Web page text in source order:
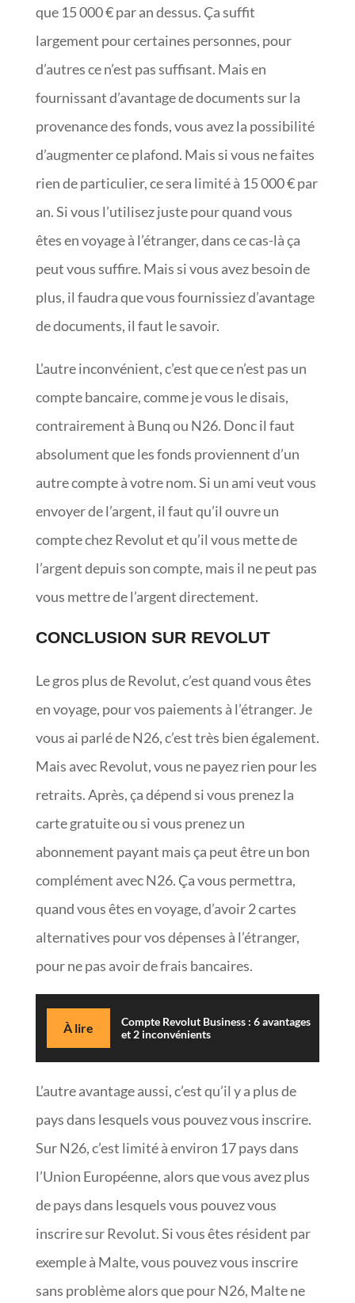
que 15 000 € par an dessus. Ça suffit
largement pour certaines personnes, pour
d’autres ce n’est pas suffisant. Mais en
fournissant d’avantage de documents sur la
provenance des fonds, vous avez la possibilité
d’augmenter ce plafond. Mais si vous ne faites
rien de particulier, ce sera limité à 15 000 € par
an. Si vous l’utilisez juste pour quand vous
êtes en voyage à l’étranger, dans ce cas-là ça
peut vous suffire. Mais si vous avez besoin de
plus, il faudra que vous fournissiez d’avantage
de documents, il faut le savoir.
L’autre inconvénient, c’est que ce n’est pas un
compte bancaire, comme je vous le disais,
contrairement à Bunq ou N26. Donc il faut
absolument que les fonds proviennent d’un
autre compte à votre nom. Si un ami veut vous
envoyer de l’argent, il faut qu’il ouvre un
compte chez Revolut et qu’il vous mette de
l’argent depuis son compte, mais il ne peut pas
vous mettre de l’argent directement.
CONCLUSION SUR REVOLUT
Le gros plus de Revolut, c’est quand vous êtes
en voyage, pour vos paiements à l’étranger. Je
vous ai parlé de N26, c’est très bien également.
Mais avec Revolut, vous ne payez rien pour les
retraits. Après, ça dépend si vous prenez la
carte gratuite ou si vous prenez un
abonnement payant mais ça peut être un bon
complément avec N26. Ça vous permettra,
quand vous êtes en voyage, d’avoir 2 cartes
alternatives pour vos dépenses à l’étranger,
pour ne pas avoir de frais bancaires.
À lire
Compte Revolut Business : 6 avantages
et 2 inconvénients
L’autre avantage aussi, c’est qu’il y a plus de
pays dans lesquels vous pouvez vous inscrire.
Sur N26, c’est limité à environ 17 pays dans
l’Union Européenne, alors que vous avez plus
de pays dans lesquels vous pouvez vous
inscrire sur Revolut. Si vous êtes résident par
exemple à Malte, vous pouvez vous inscrire
sans problème alors que pour N26, Malte ne